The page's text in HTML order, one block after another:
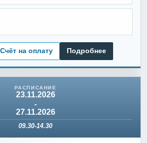
Счёт на оплату Подробнее
23.11.2026
-
27.11.2026
09.30-14.30